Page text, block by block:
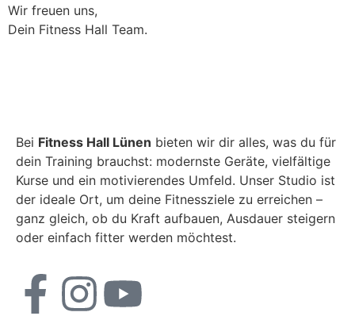
Wir freuen uns,
Dein Fitness Hall Team.
Bei Fitness Hall Lünen bieten wir dir alles, was du für
dein Training brauchst: modernste Geräte, vielfältige
Kurse und ein motivierendes Umfeld. Unser Studio ist
der ideale Ort, um deine Fitnessziele zu erreichen –
ganz gleich, ob du Kraft aufbauen, Ausdauer steigern
oder einfach fitter werden möchtest.